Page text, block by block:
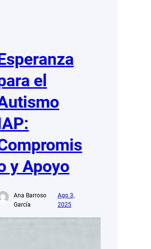
capacitación
y
perfeccionamiento
el
y Apoyo
Ana Barroso
García
Ago 3,
2025